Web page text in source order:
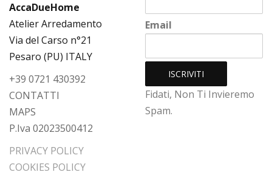
AccaDueHome
Atelier Arredamento
Via del Carso n°21
Pesaro (PU) ITALY
+39 0721 430392
CONTATTI
MAPS
P.Iva 02023500412
PRIVACY POLICY
COOKIES POLICY
Email
Fidati, Non Ti Invieremo
Spam.